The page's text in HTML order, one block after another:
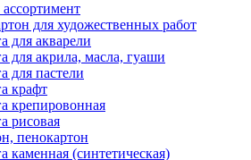
для художественных работ
для акварели
для акрила, масла, гуаши
для пастели
крафт
крепировонная
рисовая
пенокартон
каменная (синтетическая)